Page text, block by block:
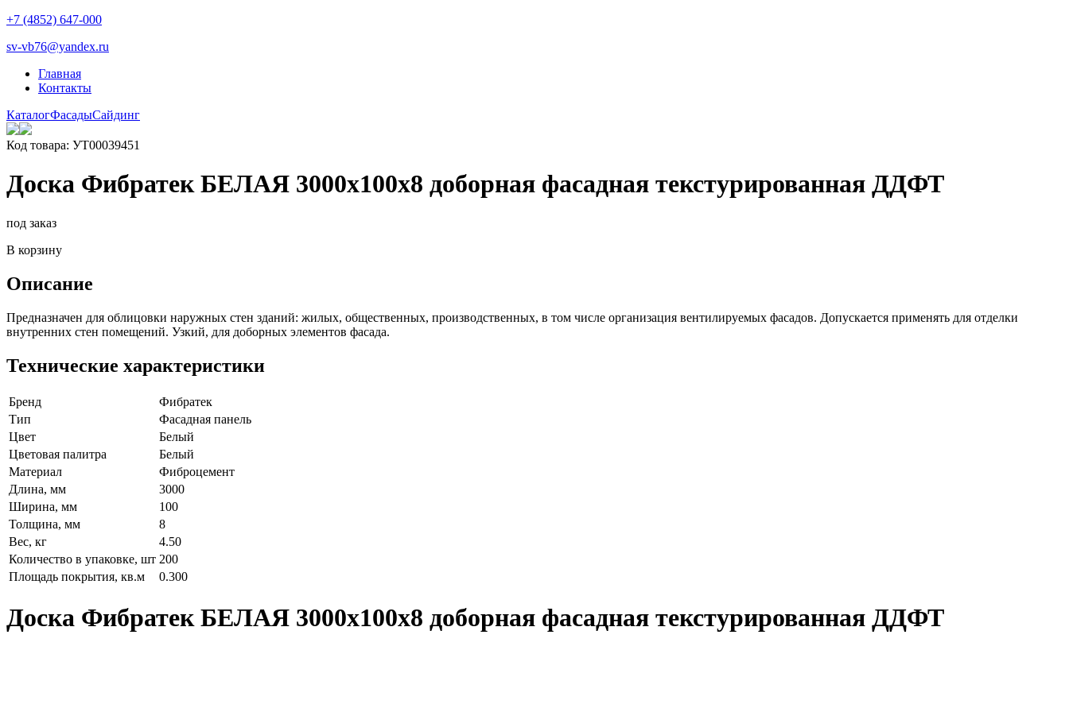
+7 (4852) 647-000
sv-vb76@yandex.ru
Главная
Контакты
КаталогФасадыСайдинг
Код товара: УТ00039451
Доска Фибратек БЕЛАЯ 3000х100х8 доборная фасадная текстурированная ДДФТ
под заказ
В корзину
Описание
Предназначен для облицовки наружных стен зданий: жилых, общественных, производственных, в том числе организация вентилируемых фасадов. Допускается применять для отделки
внутренних стен помещений. Узкий, для доборных элементов фасада.
Технические характеристики
Бренд
Фибратек
Тип
Фасадная панель
Цвет
Белый
Цветовая палитра
Белый
Материал
Фиброцемент
Длина, мм
3000
Ширина, мм
100
Толщина, мм
8
Вес, кг
4.50
Количество в упаковке, шт 200
Площадь покрытия, кв.м
0.300
Доска Фибратек БЕЛАЯ 3000х100х8 доборная фасадная текстурированная ДДФТ